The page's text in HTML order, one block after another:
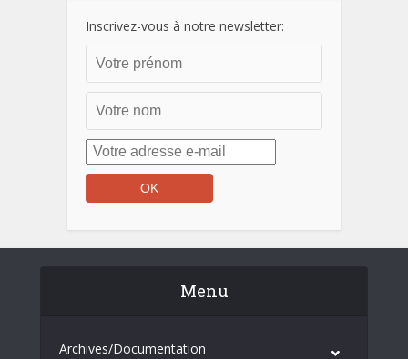
Inscrivez-vous à notre newsletter:
Menu
Archives/Documentation